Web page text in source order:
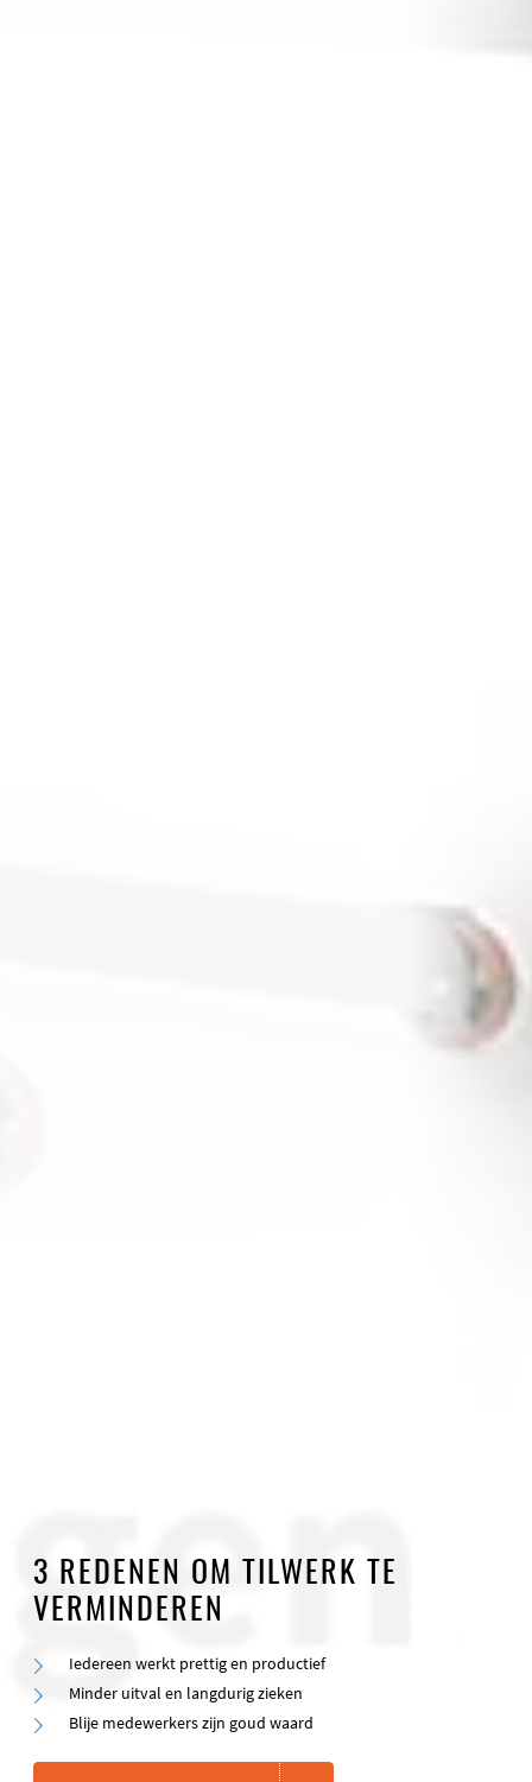
3 REDENEN OM TILWERK TE
VERMINDEREN
Iedereen werkt prettig en productief
Minder uitval en langdurig zieken
Blije medewerkers zijn goud waard